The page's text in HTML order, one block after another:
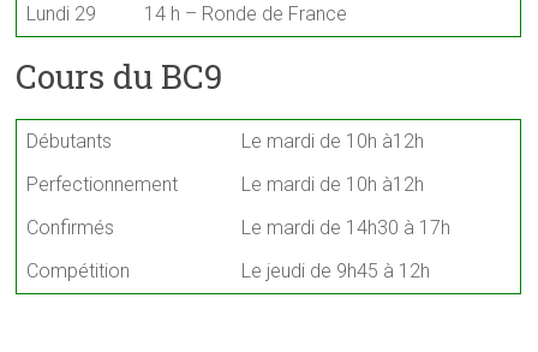
Lundi 29 14 h – Ronde de France
Cours du BC9
Débutants
Le mardi de 10h à12h
Perfectionnement
Le mardi de 10h à12h
Confirmés
Le mardi de 14h30 à 17h
Compétition
Le jeudi de 9h45 à 12h